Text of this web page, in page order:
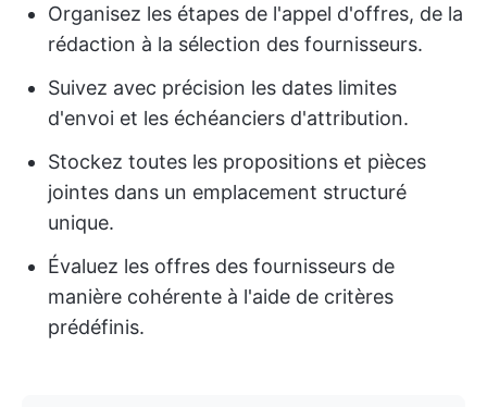
Organisez les étapes de l'appel d'offres, de la
rédaction à la sélection des fournisseurs.
Suivez avec précision les dates limites
d'envoi et les échéanciers d'attribution.
Stockez toutes les propositions et pièces
jointes dans un emplacement structuré
unique.
Évaluez les offres des fournisseurs de
manière cohérente à l'aide de critères
prédéfinis.